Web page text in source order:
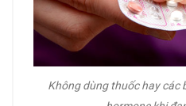
Không dùng thuốc hay các